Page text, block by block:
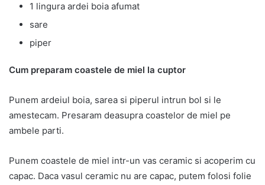
1 lingura ardei boia afumat
sare
piper
Cum preparam coastele de miel la cuptor
Punem ardeiul boia, sarea si piperul intrun bol si le
amestecam. Presaram deasupra coastelor de miel pe
ambele parti.
Punem coastele de miel intr-un vas ceramic si acoperim cu
capac. Daca vasul ceramic nu are capac, putem folosi folie